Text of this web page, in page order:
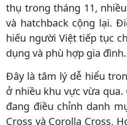
thụ trong tháng 11,
và hatchback cộng lại.
hiếu người Việt tiếp tục
dụng và phù hợp gia đình.
Đây là tâm lý dễ hiểu
ở nhiều khu vực vừa qua.
đang điều chỉnh danh
Cross và Corolla Cross,